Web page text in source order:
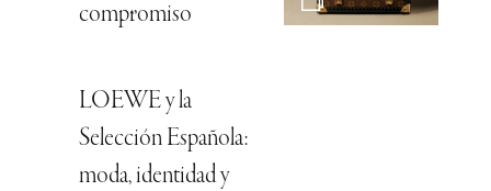
compromiso
LOEWE y la
Selección Española:
moda, identidad y